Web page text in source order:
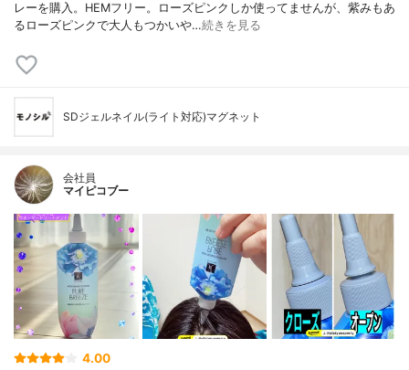
レーを購入。HEMフリー。ローズピンクしか使ってませんが、紫みもあ
るローズピンクで大人もつかいや…続きを見る
SDジェルネイル(ライト対応)マグネット
会社員
マイピコブー
4.00